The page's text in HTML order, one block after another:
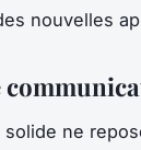
nouvelles
ne